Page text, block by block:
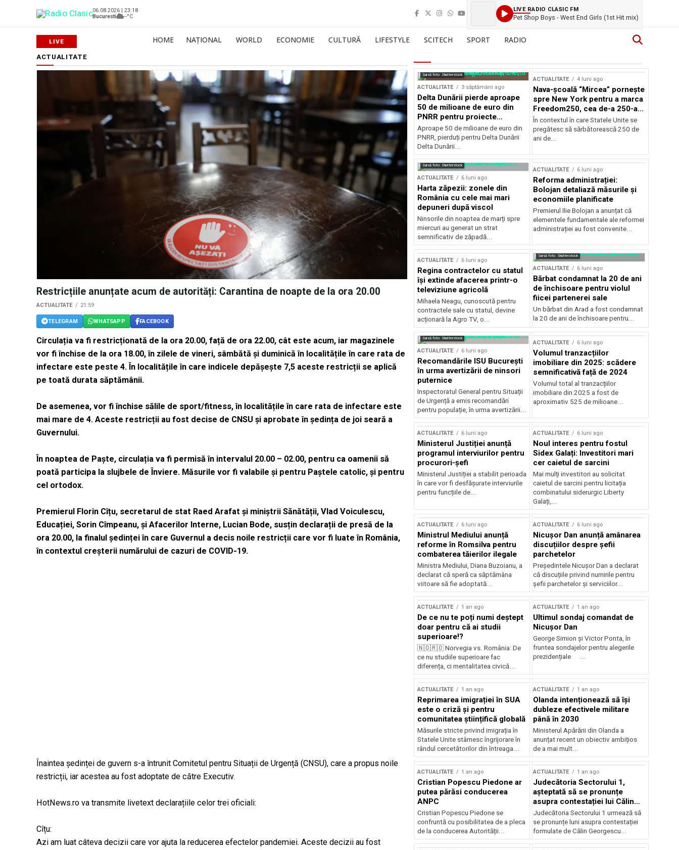
06.08.2026 | 23:18
Bucuresti
--°C
LIVE RADIO CLASIC FM
Pet Shop Boys - West End Girls (1st Hit mix)
HOME NAȚIONAL WORLD ECONOMIE CULTURĂ LIFESTYLE SCITECH SPORT RADIO
ACTUALITATE
Restricțiile anunțate acum de autorități: Carantina de noapte de la ora 20.00
ACTUALITATE 21:59
TELEGRAM WHATSAPP FACEBOOK
Circulația va fi restricționată de la ora 20.00, față de ora 22.00, cât este acum, iar magazinele
vor fi închise de la ora 18.00, în zilele de vineri, sâmbătă și duminică în localitățile în care rata de
infectare este peste 4. În localitățile în care indicele depășește 7,5 aceste restricții se aplică
pe toată durata săptămânii.
De asemenea, vor fi închise sălile de sport/fitness, în localitățile în care rata de infectare este
mai mare de 4. Aceste restricții au fost decise de CNSU și aprobate în ședința de joi seară a
Guvernului.
În noaptea de Paște, circulația va fi permisă în intervalul 20.00 – 02.00, pentru ca oamenii să
poată participa la slujbele de Înviere. Măsurile vor fi valabile și pentru Paștele catolic, și pentru
cel ortodox.
Premierul Florin Cîțu, secretarul de stat Raed Arafat și miniștrii Sănătății, Vlad Voiculescu,
Educației, Sorin Cîmpeanu, și Afacerilor Interne, Lucian Bode, susțin declarații de presă de la
ora 20.00, la finalul ședinței în care Guvernul a decis noile restricții care vor fi luate în România,
în contextul creșterii numărului de cazuri de COVID-19.
Înaintea ședinței de guvern s-a întrunit Comitetul pentru Situații de Urgență (CNSU), care a propus noile
restricții, iar acestea au fost adoptate de către Executiv.
HotNews.ro va transmite livetext declarațiile celor trei oficiali:
Cîțu:
Azi am luat câteva decizii care vor ajuta la reducerea efectelor pandemiei. Aceste decizii au fost
Sursă foto: Shutterstock
ACTUALITATE 3 săptămâni ago
Delta Dunării pierde aproape
50 de milioane de euro din
PNRR pentru proiecte
esențiale
Aproape 50 de milioane de euro din
PNRR, pierduți pentru Delta Dunării
Delta Dunării...
ACTUALITATE 4 luni ago
Nava-școală “Mircea” pornește
spre New York pentru a marca
Freedom250, cea de-a 250-a
aniversare a Statelor Unite
În contextul în care Statele Unite se
pregătesc să sărbătorească 250 de
ani de...
Sursă foto: Shutterstock
ACTUALITATE 6 luni ago
Harta zăpezii: zonele din
România cu cele mai mari
depuneri după viscol
Ninsorile din noaptea de marți spre
miercuri au generat un strat
semnificativ de zăpadă...
ACTUALITATE 6 luni ago
Reforma administrației:
Bolojan detaliază măsurile și
economiile planificate
Premierul Ilie Bolojan a anunțat că
elementele fundamentale ale reformei
administrației au fost convenite...
ACTUALITATE 6 luni ago
Regina contractelor cu statul
își extinde afacerea printr-o
televiziune agricolă
Mihaela Neagu, cunoscută pentru
contractele sale cu statul, devine
acționară la Agro TV, o...
Sursă foto: Shutterstock
ACTUALITATE 6 luni ago
Bărbat condamnat la 20 de ani
de închisoare pentru violul
fiicei partenerei sale
Un bărbat din Arad a fost condamnat
la 20 de ani de închisoare pentru...
Sursă foto: Shutterstock
ACTUALITATE 6 luni ago
Recomandările ISU București
în urma avertizării de ninsori
puternice
Inspectoratul General pentru Situații
de Urgență a emis recomandări
pentru populație, în urma avertizării...
ACTUALITATE 6 luni ago
Volumul tranzacțiilor
imobiliare din 2025: scădere
semnificativă față de 2024
Volumul total al tranzacțiilor
imobiliare din 2025 a fost de
aproximativ 525 de milioane...
ACTUALITATE 6 luni ago
Ministerul Justiției anunță
programul interviurilor pentru
procurori-șefi
Ministerul Justiției a stabilit perioada
în care vor fi desfășurate interviurile
pentru funcțiile de...
ACTUALITATE 6 luni ago
Noul interes pentru fostul
Sidex Galați: Investitori mari
cer caietul de sarcini
Mai mulți investitori au solicitat
caietul de sarcini pentru licitația
combinatului siderurgic Liberty
Galați,...
ACTUALITATE 6 luni ago
Ministrul Mediului anunță
reforme în Romsilva pentru
combaterea tăierilor ilegale
Ministra Mediului, Diana Buzoianu, a
declarat că speră ca săptămâna
viitoare să fie adoptată...
ACTUALITATE 6 luni ago
Nicușor Dan anunță amânarea
discuțiilor despre șefii
parchetelor
Președintele Nicușor Dan a declarat
că discuțiile privind numirile pentru
șefii parchetelor și serviciilor...
ACTUALITATE 1 an ago
De ce nu te poți numi deștept
doar pentru că ai studii
superioare!?
🇳🇴🇷🇴 Norvegia vs. România: De
ce nu studiile superioare fac
diferența, ci mentalitatea civică...
ACTUALITATE 1 an ago
Ultimul sondaj comandat de
Nicușor Dan
George Simion și Victor Ponta, în
fruntea sondajelor pentru alegerile
prezidențiale ...
ACTUALITATE 1 an ago
Reprimarea imigrației în SUA
este o criză și pentru
comunitatea științifică globală
Măsurile stricte privind imigrația în
Statele Unite stârnesc îngrijorare în
rândul cercetătorilor din întreaga...
ACTUALITATE 1 an ago
Olanda intenționează să își
dubleze efectivele militare
până în 2030
Ministerul Apărării din Olanda a
anunțat recent un obiectiv ambițios
de a mai mult...
ACTUALITATE 1 an ago
Cristian Popescu Piedone ar
putea părăsi conducerea
ANPC
Cristian Popescu Piedone se
confruntă cu posibilitatea de a pleca
de la conducerea Autorității...
ACTUALITATE 1 an ago
Judecătoria Sectorului 1,
așteptată să se pronunțe
asupra contestației lui Călin
Georgescu privind controlul
judiciar
Judecătoria Sectorului 1 urmează să
se pronunțe luni asupra contestației
formulate de Călin Georgescu...